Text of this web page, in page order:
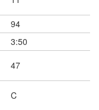
94
3:50
47
C